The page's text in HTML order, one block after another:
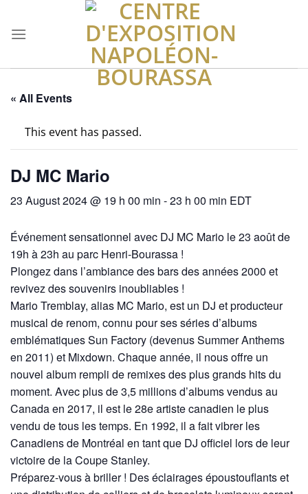
content
« All Events
This event has passed.
DJ MC Mario
23 August 2024 @ 19 h 00 min -23 h 00 min EDT
Événement sensationnel avec DJ MC Mario le 23 août de
19h à 23h au parc Henri-Bourassa !
Plongez dans l’ambiance des bars des années 2000 et
revivez des souvenirs inoubliables !
Mario Tremblay, alias MC Mario, est un DJ et producteur
musical de renom, connu pour ses séries d’albums
emblématiques Sun Factory (devenus Summer Anthems
en 2011) et Mixdown. Chaque année, il nous offre un
nouvel album rempli de remixes des plus grands hits du
moment. Avec plus de 3,5 millions d’albums vendus au
Canada en 2017, il est le 28e artiste canadien le plus
vendu de tous les temps. En 1992, il a fait vibrer les
Canadiens de Montréal en tant que DJ officiel lors de leur
victoire de la Coupe Stanley.
Préparez-vous à briller ! Des éclairages époustouflants et